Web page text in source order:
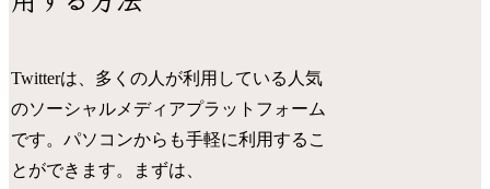
Twitterは、多くの人が利用している人気
のソーシャルメディアプラットフォーム
です。パソコンからも手軽に利用するこ
とができます。まずは、